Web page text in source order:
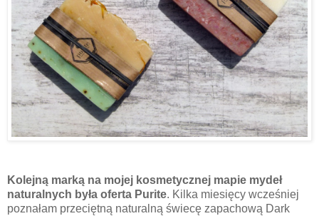
Kolejną marką na mojej kosmetycznej mapie mydeł
naturalnych była oferta Purite. Kilka miesięcy wcześniej
poznałam przeciętną naturalną świecę zapachową Dark